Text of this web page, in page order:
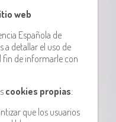
web
Española de
a detallar el uso de
fin de informarle con
cookies propias:
que los usuarios